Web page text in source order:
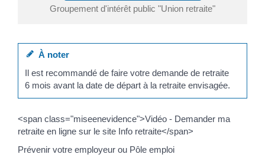
Groupement d'intérêt public "Union retraite"
À noter
Il est recommandé de faire votre demande de retraite
6 mois avant la date de départ à la retraite envisagée.
<span class="miseenevidence">Vidéo - Demander ma
retraite en ligne sur le site Info retraite</span>
Prévenir votre employeur ou Pôle emploi